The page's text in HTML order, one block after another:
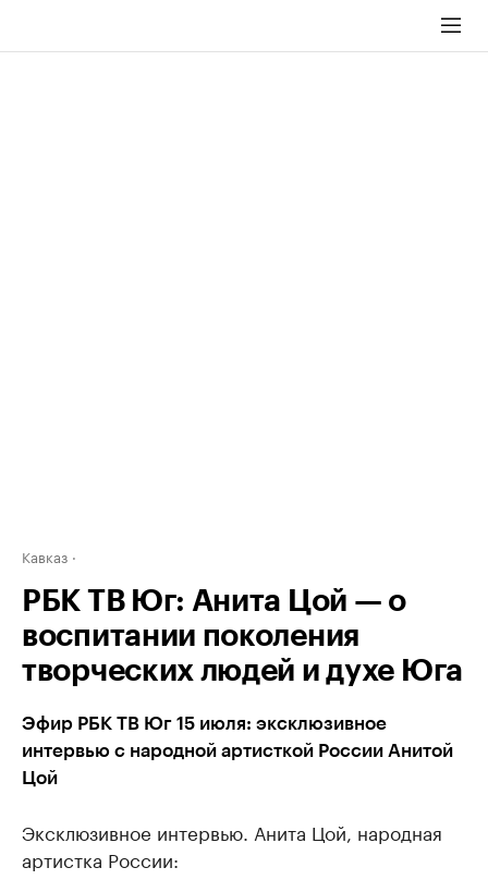
Кавказ
РБК ТВ Юг: Анита Цой — о
воспитании поколения
творческих людей и духе Юга
Эфир РБК ТВ Юг 15 июля: эксклюзивное
интервью с народной артисткой России Анитой
Цой
Эксклюзивное интервью. Анита Цой, народная
артистка России: